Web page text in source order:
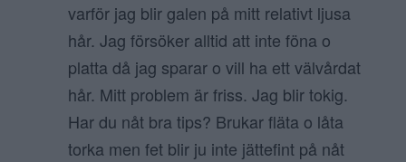
varför jag blir galen på mitt relativt ljusa
hår. Jag försöker alltid att inte föna o
platta då jag sparar o vill ha ett välvårdat
hår. Mitt problem är friss. Jag blir tokig.
Har du nåt bra tips? Brukar fläta o låta
torka men fet blir ju inte jättefint på nåt